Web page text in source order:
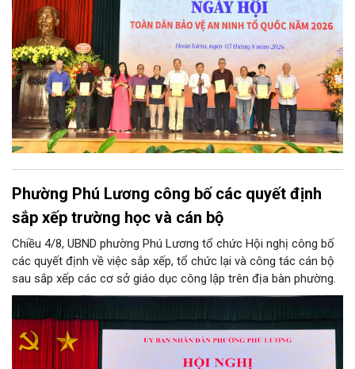
Phường Phú Lương công bố các quyết định
sắp xếp trường học và cán bộ
Chiều 4/8, UBND phường Phú Lương tổ chức Hội nghị công bố
các quyết định về việc sắp xếp, tổ chức lại và công tác cán bộ
sau sắp xếp các cơ sở giáo dục công lập trên địa bàn phường.